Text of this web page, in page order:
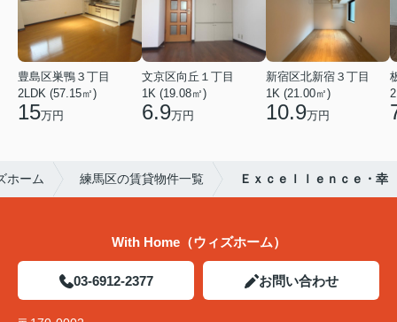
豊島区巣鴨３丁目
2LDK (57.15㎡)
15万円
文京区向丘１丁目
1K (19.08㎡)
6.9万円
新宿区北新宿３丁目
1K (21.00㎡)
10.9万円
ホーム 練馬区の賃貸物件一覧 Ｅｘｃｅｌｌｅｎｃｅ・幸
With Home（ウィズホーム）
03-6912-2377 お問い合わせ